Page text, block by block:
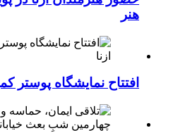
هنر
افتتاح نمایشگاه پوستر